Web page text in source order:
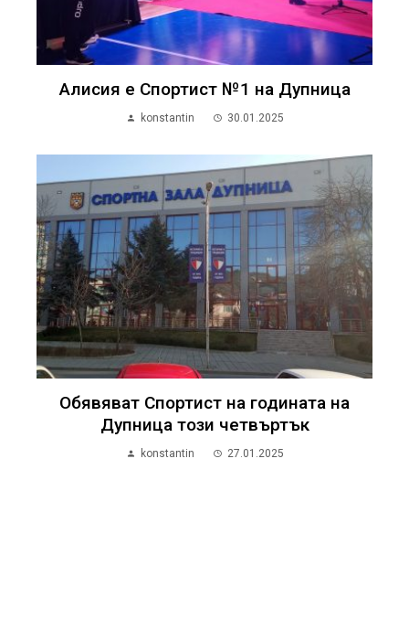
Алисия е Спортист №1 на Дупница
konstantin 30.01.2025
Обявяват Спортист на годината на
Дупница този четвъртък
konstantin 27.01.2025